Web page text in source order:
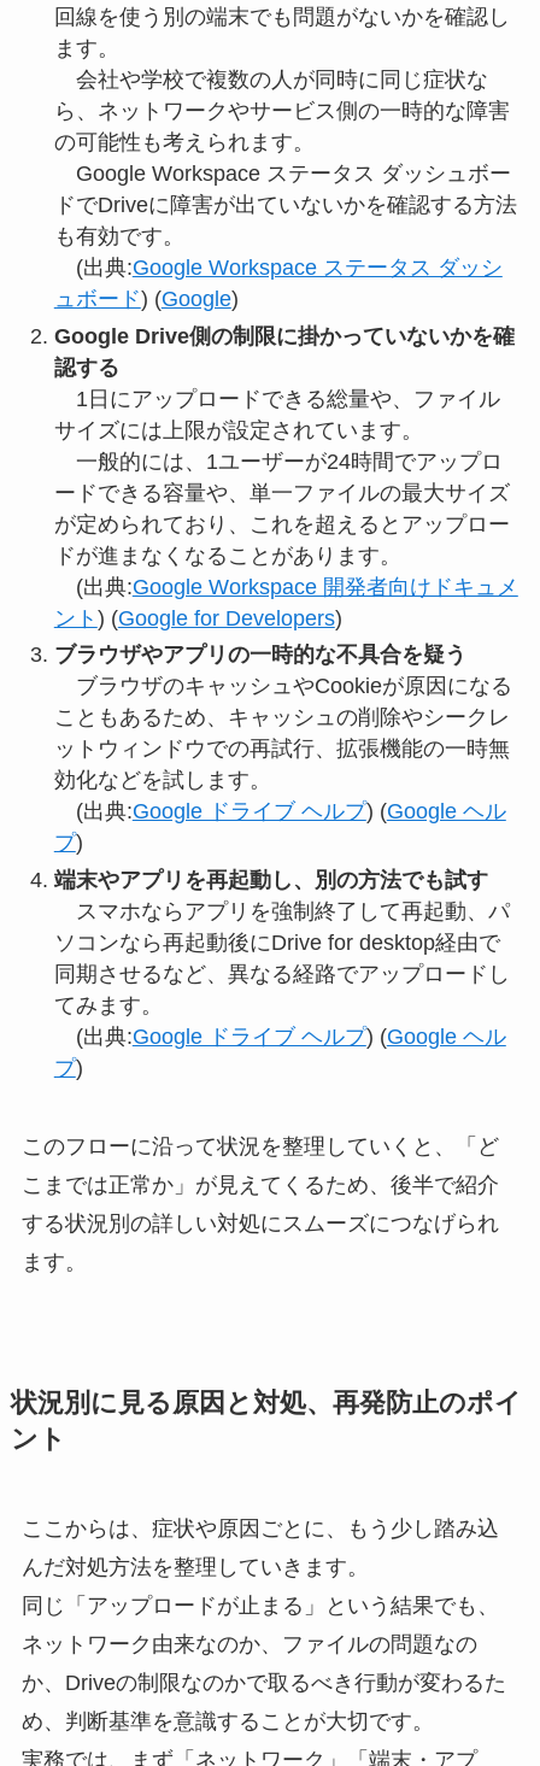
回線を使う別の端末でも問題がないかを確認し
ます。
会社や学校で複数の人が同時に同じ症状な
ら、ネットワークやサービス側の一時的な障害
の可能性も考えられます。
Google Workspace ステータス ダッシュボー
ドでDriveに障害が出ていないかを確認する方法
も有効です。
(出典:Google Workspace ステータス ダッシ
ュボード) (Google)
Google Drive側の制限に掛かっていないかを確
認する
1日にアップロードできる総量や、ファイル
サイズには上限が設定されています。
一般的には、1ユーザーが24時間でアップロ
ードできる容量や、単一ファイルの最大サイズ
が定められており、これを超えるとアップロー
ドが進まなくなることがあります。
(出典:Google Workspace 開発者向けドキュメ
ント ) (Google for Developers)
ブラウザやアプリの一時的な不具合を疑う
ブラウザのキャッシュやCookieが原因になる
こともあるため、キャッシュの削除やシークレ
ットウィンドウでの再試行、拡張機能の一時無
効化などを試します。
(出典:Google ドライブ ヘルプ) (Google ヘル
プ)
端末やアプリを再起動し、別の方法でも試す
スマホならアプリを強制終了して再起動、パ
ソコンなら再起動後にDrive for desktop経由で
同期させるなど、異なる経路でアップロードし
てみます。
(出典:Google ドライブ ヘルプ) (Google ヘル
プ)
このフローに沿って状況を整理していくと、「ど
こまでは正常か」が見えてくるため、後半で紹介
する状況別の詳しい対処にスムーズにつなげられ
ます。
状況別に見る原因と対処、再発防止のポイ
ント
ここからは、症状や原因ごとに、もう少し踏み込
んだ対処方法を整理していきます。
同じ「アップロードが止まる」という結果でも、
ネットワーク由来なのか、ファイルの問題なの
か、Driveの制限なのかで取るべき行動が変わるた
め、判断基準を意識することが大切です。
実務では、まず「ネットワーク」「端末・アプ